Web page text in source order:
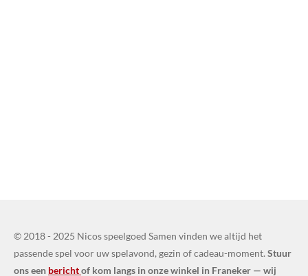
© 2018 - 2025 Nicos speelgoed Samen vinden we altijd het
passende spel voor uw spelavond, gezin of cadeau-moment. Stuur
ons een berichtof kom langs in onze winkel in Franeker — wij